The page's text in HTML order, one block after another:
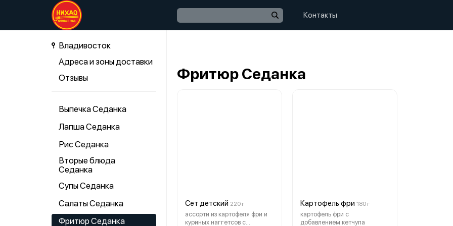
Контакты
Владивосток
Адреса и зоны доставки
Отзывы
Выпечка Седанка
Лапша Седанка
Рис Седанка
Вторые блюда
Седанка
Супы Седанка
Салаты Седанка
Фритюр Седанка
Фритюр Седанка
Сет детский 220 г
ассорти из картофеля фри и
куриных наггетсов с
Картофель фри 180 г
картофель фри с
добавлением кетчупа